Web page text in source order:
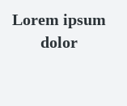
Lorem ipsum
dolor
- et hendrerit
nunc, quis